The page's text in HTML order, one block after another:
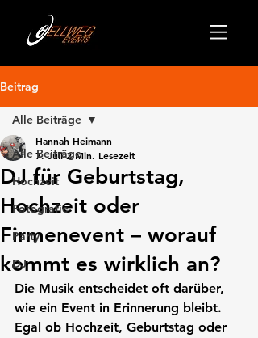
Beitrag
Alle Beiträge
Hochzeit
Fotografie
Party
DJ
Alle Beiträge
DJ für Geburtstag,
Hochzeit oder
Firmenevent – worauf
kommt es wirklich an?
Hannah Heimann
7. Juli 2 Min. Lesezeit
Die Musik entscheidet oft darüber,
wie ein Event in Erinnerung bleibt.
Egal ob Hochzeit, Geburtstag oder